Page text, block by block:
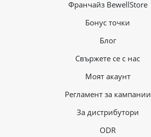
Франчайз BewellStore
Бонус точки
Блог
Свържете се с нас
Mоят акаунт
Регламент за кампании
За дистрибутори
ODR